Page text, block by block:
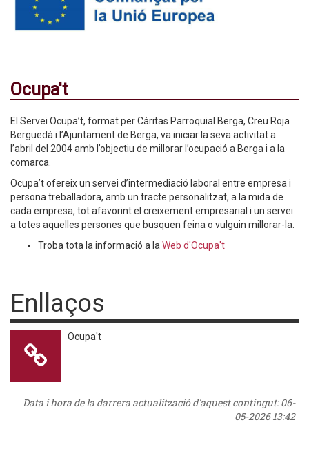
Ocupa't
El Servei Ocupa’t, format per Càritas Parroquial Berga, Creu Roja
Berguedà i l’Ajuntament de Berga, va iniciar la seva activitat a
l’abril del 2004 amb l’objectiu de millorar l’ocupació a Berga i a la
comarca.
Ocupa’t ofereix un servei d’intermediació laboral entre empresa i
persona treballadora, amb un tracte personalitzat, a la mida de
cada empresa, tot afavorint el creixement empresarial i un servei
a totes aquelles persones que busquen feina o vulguin millorar-la.
Troba tota la informació a la Web d'Ocupa't
Enllaços
Ocupa't
Data i hora de la darrera actualització d'aquest contingut:06-
05-2026 13:42